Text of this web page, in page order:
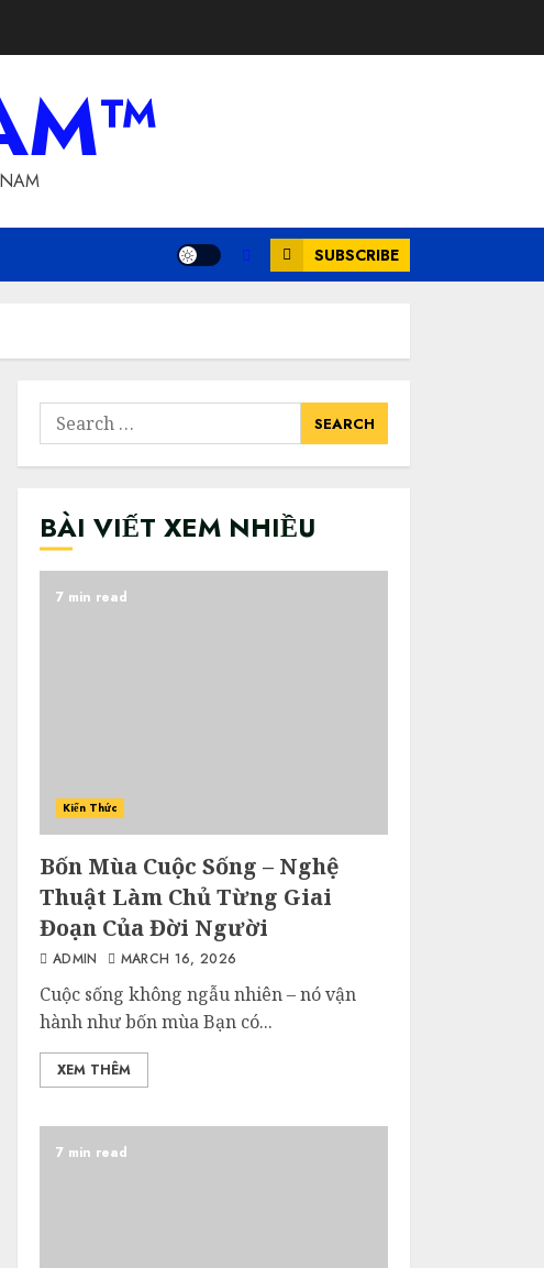
SUBSCRIBE
Search
for:
BÀI VIẾT XEM NHIỀU
7 min read
Kiến Thức
Bốn Mùa Cuộc Sống – Nghệ
Thuật Làm Chủ Từng Giai
Đoạn Của Đời Người
ADMIN MARCH 16, 2026
Cuộc sống không ngẫu nhiên – nó vận
hành như bốn mùa Bạn có...
XEM THÊM
7 min read